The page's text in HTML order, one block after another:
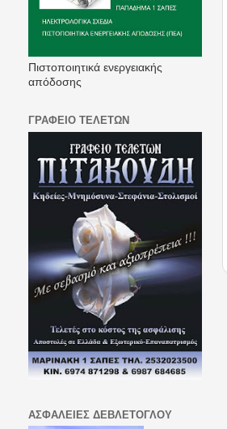
Πιστοποιητικά ενεργειακής
απόδοσης
ΓΡΑΦΕΙΟ ΤΕΛΕΤΩΝ
ΑΣΦΑΛΕΙΕΣ ΔΕΒΛΕΤΟΓΛΟΥ